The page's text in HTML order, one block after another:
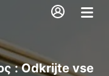
: Odkrijte vse